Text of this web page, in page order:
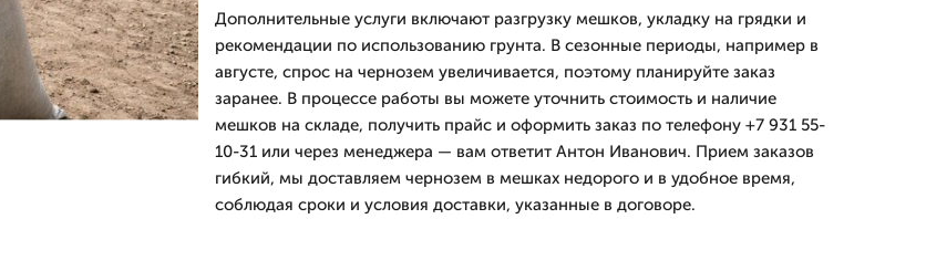
Дополнительные услуги включают разгрузку мешков, укладку на грядки и
рекомендации по использованию грунта. В сезонные периоды, например в
августе, спрос на чернозем увеличивается, поэтому планируйте заказ
заранее. В процессе работы вы можете уточнить стоимость и наличие
мешков на складе, получить прайс и оформить заказ по телефону +7 931 55-
10-31 или через менеджера — вам ответит Антон Иванович. Прием заказов
гибкий, мы доставляем чернозем в мешках недорого и в удобное время,
соблюдая сроки и условия доставки, указанные в договоре.